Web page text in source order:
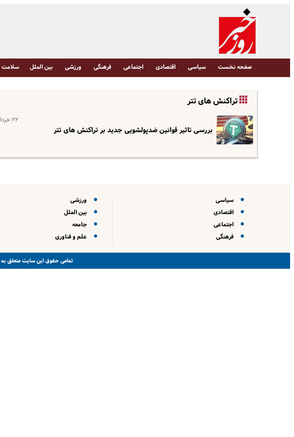
صفحه نخست سیاسی اقتصادی اجتماعی فرهنگی ورزشی بین الملل سلامت
تراکنش های تتر
۲۲ خرداد ۱۴۰۳
بررسی تاثیر قوانین ضدپولشویی جدید بر تراکنش های تتر
سیاسی
اقتصادی
اجتماعی
فرهنگی
ورزشی
بین الملل
جامعه
علم و فناوری
تمامی حقوق این سایت متعلق به